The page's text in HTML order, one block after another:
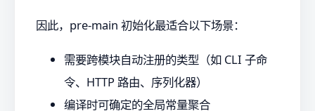
因此，pre-main 初始化最适合以下场景：
需要跨模块自动注册的类型（如 CLI 子命
令、HTTP 路由、序列化器）
编译时可确定的全局常量聚合